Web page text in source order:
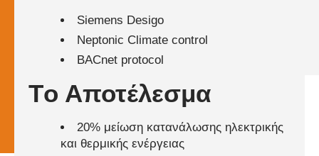
Siemens Desigo
Neptonic Climate control
BACnet protocol
Tο Αποτέλεσμα
20% μείωση κατανάλωσης ηλεκτρικής
και θερμικής ενέργειας